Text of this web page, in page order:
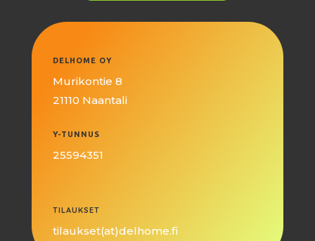
DELHOME OY
Murikontie 8
21110 Naantali
Y-TUNNUS
25594351
TILAUKSET
tilaukset(at)delhome.fi